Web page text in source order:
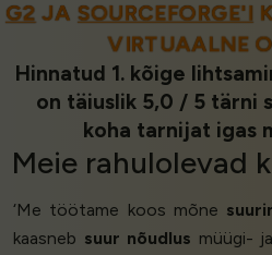
G2JASOURCEFORGE'I
VIRTUAALNE
Hinnatud 1. kõige
on täiuslik 5,0 / 5 tärni
koha tarnijat igas
Meie rahulolevad
‘Me töötame koos mõne
kaasneb suur nõudlus müügi-